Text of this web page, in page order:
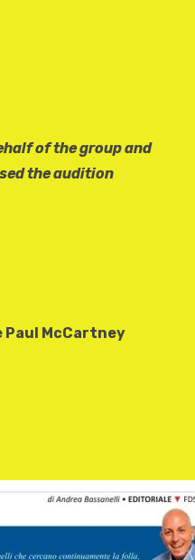
of the group and
the audition
Paul McCartney